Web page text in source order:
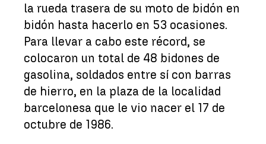
la rueda trasera de su moto de bidón en
bidón hasta hacerlo en 53 ocasiones.
Para llevar a cabo este récord, se
colocaron un total de 48 bidones de
gasolina, soldados entre sí con barras
de hierro, en la plaza de la localidad
barcelonesa que le vio nacer el 17 de
octubre de 1986.